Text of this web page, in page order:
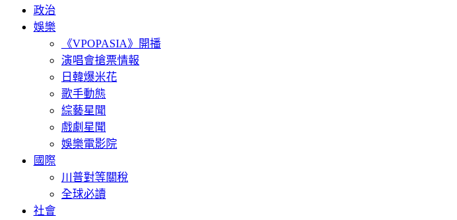
政治
娛樂
《VPOPASIA》開播
演唱會搶票情報
日韓爆米花
歌手動態
綜藝星聞
戲劇星聞
娛樂電影院
國際
川普對等關稅
全球必讀
社會